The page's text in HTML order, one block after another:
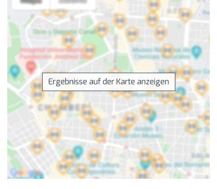
Ergebnisse auf der Karte anzeigen